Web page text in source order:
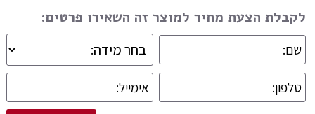
פרסי קשקאי
לקבלת הצעת מחיר למוצר זה השאירו פרטים: